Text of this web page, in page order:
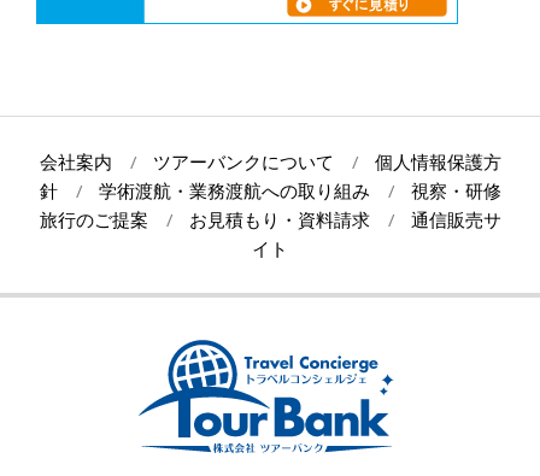
会社案内 ツアーバンクについて
個人情報保護方
針
学術渡航・業務渡航への取り組み
視察・研修
旅行のご提案
お見積もり・資料請求
通信販売サ
イト